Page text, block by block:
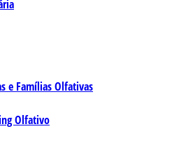
e Famílias Olfativas
Olfativo